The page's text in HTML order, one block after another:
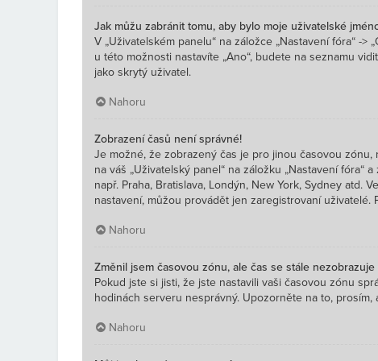
Jak můžu zabránit tomu, aby bylo moje uživatelské
V „Uživatelském panelu“ na záložce „Nastavení fóra“ ->
u této možnosti nastavíte „Ano“, budete na seznamu
jako skrytý uživatel.
Nahoru
Zobrazení časů není správné!
Je možné, že zobrazený čas je pro jinou časovou
na váš „Uživatelský panel“ na záložku „Nastavení
např. Praha, Bratislava, Londýn, New York, Sydney atd.
nastavení, můžou provádět jen zaregistrovaní
Nahoru
Změnil jsem časovou zónu, ale čas se stále nezobrazuje
Pokud jste si jisti, že jste nastavili vaši časovou zónu
hodinách serveru nesprávný. Upozorněte na to,
Nahoru